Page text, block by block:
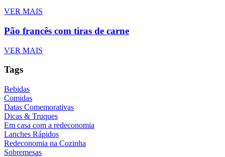
VER MAIS
Pão francês com tiras de carne
VER MAIS
Tags
Bebidas
Comidas
Datas Comemorativas
Dicas & Truques
Em casa com a redeconomia
Lanches Rápidos
Redeconomia na Cozinha
Sobremesas